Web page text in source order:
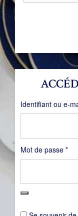
Identifiant ou e-
Mot de passe *